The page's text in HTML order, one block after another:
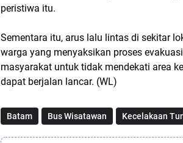
peristiwa itu.
Sementara itu, arus lalu lintas di sekitar
warga yang menyaksikan proses
masyarakat untuk tidak mendekati area
dapat berjalan lancar. (WL)
Batam Bus Wisatawan Kecelakaan